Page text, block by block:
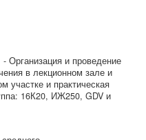
Организация и проведение
в лекционном зале и
участке и практическая
16К20, ИЖ250, GDV и